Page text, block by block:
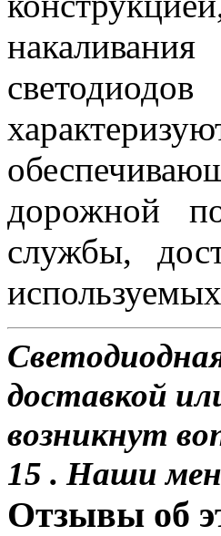
дорожной
службы,
доставкой
возникнут
15 . Наши
Отзывы об